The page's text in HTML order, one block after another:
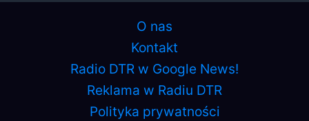
O nas
Kontakt
Radio DTR w Google News!
Reklama w Radiu DTR
Polityka prywatności